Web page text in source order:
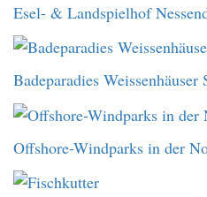
Esel- & Landspielhof
Badeparadies Weissenhäuser
Offshore-Windparks in der